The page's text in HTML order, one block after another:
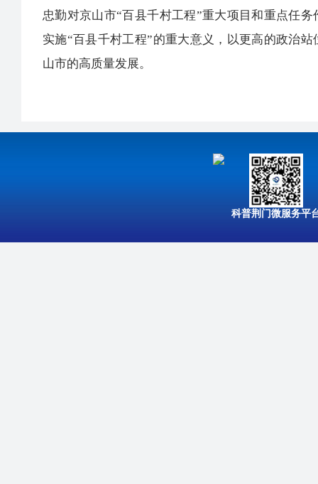
忠勤对京山市“百县千村工程”重大项目和重点任
实施“百县千村工程”的重大意义，以更高的政治
山市的高质量发展。
科普荆门微服务平